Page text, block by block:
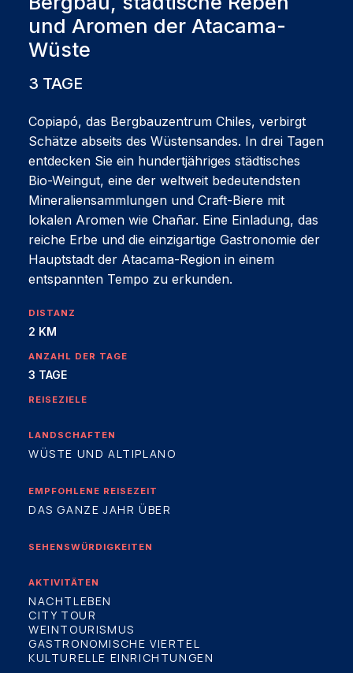
und Aromen der Atacama-
Wüste
3 TAGE
Copiapó, das Bergbauzentrum Chiles, verbirgt
Schätze abseits des Wüstensandes. In drei Tagen
entdecken Sie ein hundertjähriges städtisches
Bio-Weingut, eine der weltweit bedeutendsten
Mineraliensammlungen und Craft-Biere mit
lokalen Aromen wie Chañar. Eine Einladung, das
reiche Erbe und die einzigartige Gastronomie der
Hauptstadt der Atacama-Region in einem
entspannten Tempo zu erkunden.
DISTANZ
2 KM
ANZAHL DER TAGE
3 TAGE
REISEZIELE
LANDSCHAFTEN
WÜSTE UND ALTIPLANO
EMPFOHLENE REISEZEIT
DAS GANZE JAHR ÜBER
SEHENSWÜRDIGKEITEN
AKTIVITÄTEN
NACHTLEBEN
CITY TOUR
WEINTOURISMUS
GASTRONOMISCHE VIERTEL
KULTURELLE EINRICHTUNGEN